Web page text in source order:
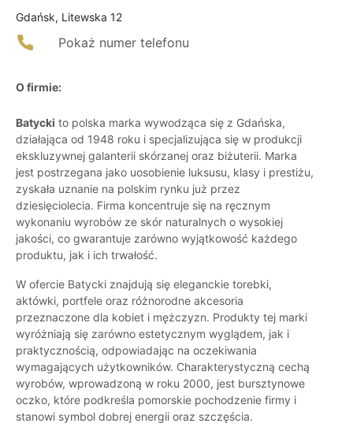
Gdańsk, Litewska 12
Pokaż numer telefonu
O firmie:
Batycki to polska marka wywodząca się z Gdańska,
działająca od 1948 roku i specjalizująca się w produkcji
ekskluzywnej galanterii skórzanej oraz biżuterii. Marka
jest postrzegana jako uosobienie luksusu, klasy i prestiżu,
zyskała uznanie na polskim rynku już przez
dziesięciolecia. Firma koncentruje się na ręcznym
wykonaniu wyrobów ze skór naturalnych o wysokiej
jakości, co gwarantuje zarówno wyjątkowość każdego
produktu, jak i ich trwałość.
W ofercie Batycki znajdują się eleganckie torebki,
aktówki, portfele oraz różnorodne akcesoria
przeznaczone dla kobiet i mężczyzn. Produkty tej marki
wyróżniają się zarówno estetycznym wyglądem, jak i
praktycznością, odpowiadając na oczekiwania
wymagających użytkowników. Charakterystyczną cechą
wyrobów, wprowadzoną w roku 2000, jest bursztynowe
oczko, które podkreśla pomorskie pochodzenie firmy i
stanowi symbol dobrej energii oraz szczęścia.